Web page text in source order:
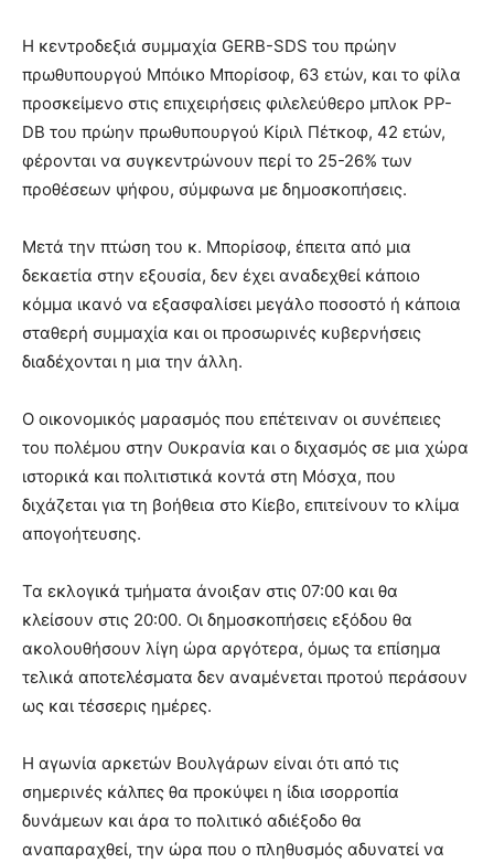
Η κεντροδεξιά συμμαχία GERB-SDS του πρώην
πρωθυπουργού Μπόικο Μπορίσοφ, 63 ετών, και το φίλα
προσκείμενο στις επιχειρήσεις φιλελεύθερο μπλοκ PP-
DB του πρώην πρωθυπουργού Κίριλ Πέτκοφ, 42 ετών,
φέρονται να συγκεντρώνουν περί το 25-26% των
προθέσεων ψήφου, σύμφωνα με δημοσκοπήσεις.
Μετά την πτώση του κ. Μπορίσοφ, έπειτα από μια
δεκαετία στην εξουσία, δεν έχει αναδεχθεί κάποιο
κόμμα ικανό να εξασφαλίσει μεγάλο ποσοστό ή κάποια
σταθερή συμμαχία και οι προσωρινές κυβερνήσεις
διαδέχονται η μια την άλλη.
Ο οικονομικός μαρασμός που επέτειναν οι συνέπειες
του πολέμου στην Ουκρανία και ο διχασμός σε μια χώρα
ιστορικά και πολιτιστικά κοντά στη Μόσχα, που
διχάζεται για τη βοήθεια στο Κίεβο, επιτείνουν το κλίμα
απογοήτευσης.
Τα εκλογικά τμήματα άνοιξαν στις 07:00 και θα
κλείσουν στις 20:00. Οι δημοσκοπήσεις εξόδου θα
ακολουθήσουν λίγη ώρα αργότερα, όμως τα επίσημα
τελικά αποτελέσματα δεν αναμένεται προτού περάσουν
ως και τέσσερις ημέρες.
Η αγωνία αρκετών Βουλγάρων είναι ότι από τις
σημερινές κάλπες θα προκύψει η ίδια ισορροπία
δυνάμεων και άρα το πολιτικό αδιέξοδο θα
αναπαραχθεί, την ώρα που ο πληθυσμός αδυνατεί να